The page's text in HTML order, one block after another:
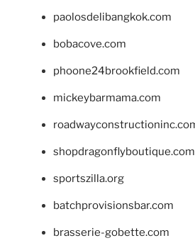
paolosdelibangkok.com
bobacove.com
phoone24brookfield.com
mickeybarmama.com
shopdragonflyboutique.com
sportszilla.org
batchprovisionsbar.com
brasserie-gobette.com